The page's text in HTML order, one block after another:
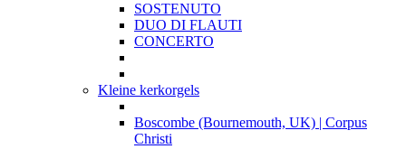
SOSTENUTO
DUO DI FLAUTI
CONCERTO
Kleine kerkorgels
Boscombe (Bournemouth, UK) | Corpus
Christi